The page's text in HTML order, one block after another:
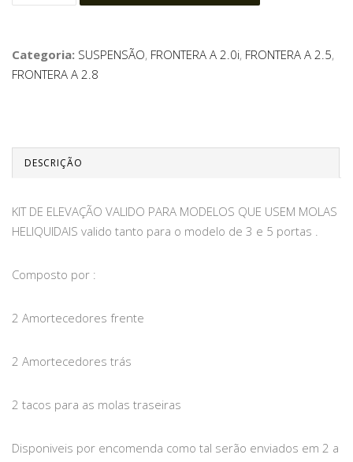
Categoria: SUSPENSÃO, FRONTERA A 2.0i, FRONTERA A 2.5,
FRONTERA A 2.8
DESCRIÇÃO
KIT DE ELEVAÇÃO VALIDO PARA MODELOS QUE USEM MOLAS
HELIQUIDAIS valido tanto para o modelo de 3 e 5 portas .
Composto por :
2 Amortecedores frente
2 Amortecedores trás
2 tacos para as molas traseiras
Disponiveis por encomenda como tal serão enviados em 2 a